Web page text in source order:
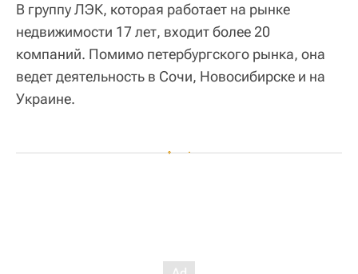
В группу ЛЭК, которая работает на рынке
недвижимости 17 лет, входит более 20
компаний. Помимо петербургского рынка, она
ведет деятельность в Сочи, Новосибирске и на
Украине.